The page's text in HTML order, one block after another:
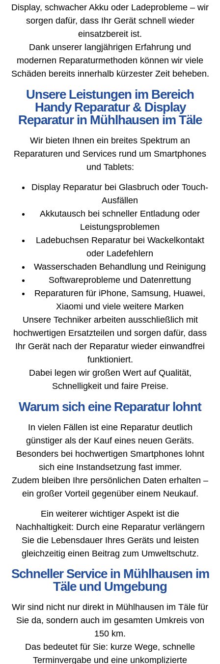
Display, schwacher Akku oder Ladeprobleme – wir
sorgen dafür, dass Ihr Gerät schnell wieder
einsatzbereit ist.
Dank unserer langjährigen Erfahrung und
modernen Reparaturmethoden können wir viele
Schäden bereits innerhalb kürzester Zeit beheben.
Unsere Leistungen im Bereich
Handy Reparatur & Display
Reparatur in Mühlhausen im Täle
Wir bieten Ihnen ein breites Spektrum an
Reparaturen und Services rund um Smartphones
und Tablets:
Display Reparatur bei Glasbruch oder Touch-
Ausfällen
Akkutausch bei schneller Entladung oder
Leistungsproblemen
Ladebuchsen Reparatur bei Wackelkontakt
oder Ladefehlern
Wasserschaden Behandlung und Reinigung
Softwareprobleme und Datenrettung
Reparaturen für iPhone, Samsung, Huawei,
Xiaomi und viele weitere Marken
Unsere Techniker arbeiten ausschließlich mit
hochwertigen Ersatzteilen und sorgen dafür, dass
Ihr Gerät nach der Reparatur wieder einwandfrei
funktioniert.
Dabei legen wir großen Wert auf Qualität,
Schnelligkeit und faire Preise.
Warum sich eine Reparatur lohnt
In vielen Fällen ist eine Reparatur deutlich
günstiger als der Kauf eines neuen Geräts.
Besonders bei hochwertigen Smartphones lohnt
sich eine Instandsetzung fast immer.
Zudem bleiben Ihre persönlichen Daten erhalten –
ein großer Vorteil gegenüber einem Neukauf.
Ein weiterer wichtiger Aspekt ist die
Nachhaltigkeit: Durch eine Reparatur verlängern
Sie die Lebensdauer Ihres Geräts und leisten
gleichzeitig einen Beitrag zum Umweltschutz.
Schneller Service in Mühlhausen im
Täle und Umgebung
Wir sind nicht nur direkt in Mühlhausen im Täle für
Sie da, sondern auch im gesamten Umkreis von
150 km.
Das bedeutet für Sie: kurze Wege, schnelle
Terminvergabe und eine unkomplizierte